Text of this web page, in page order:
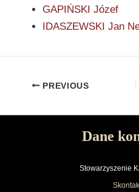
GAPIŃSKI Józef
IDASZEWSKI Jan
PREVIOUS
Dane
Stowarzyszenie